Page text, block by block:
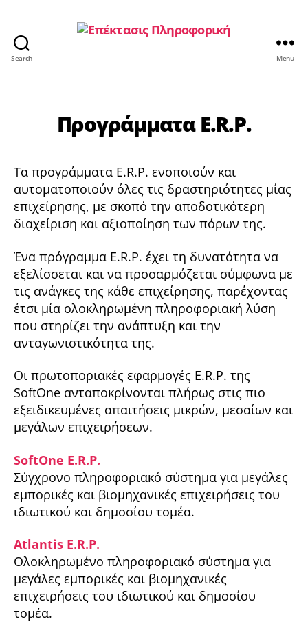
Search Menu
Προγράμματα E.R.P.
Τα προγράμματα E.R.P. ενοποιούν και
αυτοματοποιούν όλες τις δραστηριότητες μίας
επιχείρησης, με σκοπό την αποδοτικότερη
διαχείριση και αξιοποίηση των πόρων της.
Ένα πρόγραμμα E.R.P. έχει τη δυνατότητα να
εξελίσσεται και να προσαρμόζεται σύμφωνα με
τις ανάγκες της κάθε επιχείρησης, παρέχοντας
έτσι μία ολοκληρωμένη πληροφοριακή λύση
που στηρίζει την ανάπτυξη και την
ανταγωνιστικότητα της.
Οι πρωτοποριακές εφαρμογές E.R.P. της
SoftOne ανταποκρίνονται πλήρως στις πιο
εξειδικευμένες απαιτήσεις μικρών, μεσαίων και
μεγάλων επιχειρήσεων.
SoftOne E.R.P.
Σύγχρονο πληροφοριακό σύστημα για μεγάλες
εμπορικές και βιομηχανικές επιχειρήσεις του
ιδιωτικού και δημοσίου τομέα.
Atlantis E.R.P.
Ολοκληρωμένο πληροφοριακό σύστημα για
μεγάλες εμπορικές και βιομηχανικές
επιχειρήσεις του ιδιωτικού και δημοσίου
τομέα.